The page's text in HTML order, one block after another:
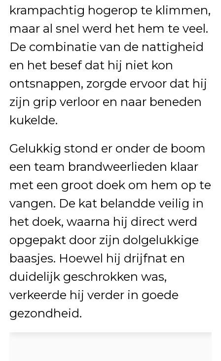
krampachtig hogerop te klimmen,
maar al snel werd het hem te veel.
De combinatie van de nattigheid
en het besef dat hij niet kon
ontsnappen, zorgde ervoor dat hij
zijn grip verloor en naar beneden
kukelde.
Gelukkig stond er onder de boom
een team brandweerlieden klaar
met een groot doek om hem op te
vangen. De kat belandde veilig in
het doek, waarna hij direct werd
opgepakt door zijn dolgelukkige
baasjes. Hoewel hij drijfnat en
duidelijk geschrokken was,
verkeerde hij verder in goede
gezondheid.